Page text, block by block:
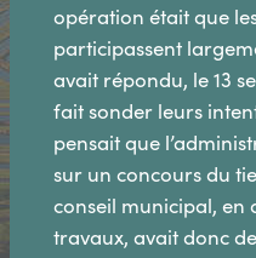
opération était que
participassent
avait répondu, le 13
fait sonder leurs
pensait que
sur un concours du
conseil municipal, en
travaux, avait donc